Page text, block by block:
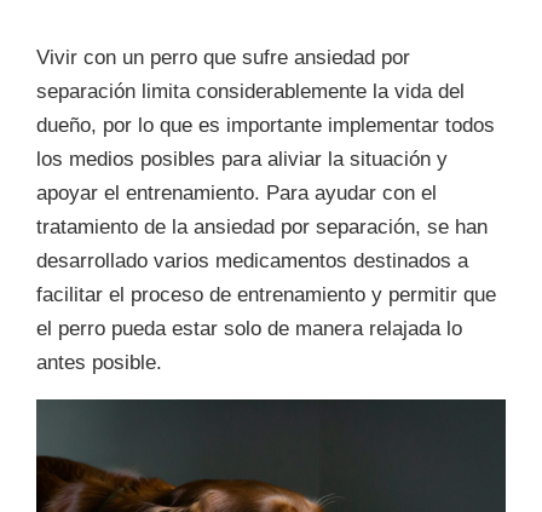
Vivir con un perro que sufre ansiedad por
separación limita considerablemente la vida del
dueño, por lo que es importante implementar todos
los medios posibles para aliviar la situación y
apoyar el entrenamiento. Para ayudar con el
tratamiento de la ansiedad por separación, se han
desarrollado varios medicamentos destinados a
facilitar el proceso de entrenamiento y permitir que
el perro pueda estar solo de manera relajada lo
antes posible.